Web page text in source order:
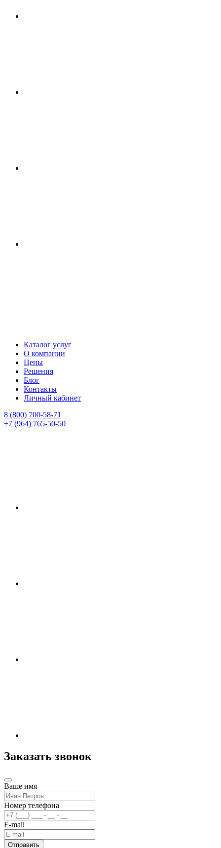
Каталог услуг
О компании
Цены
Решения
Блог
Контакты
Личный кабинет
8 (800) 700-58-71
+7 (964) 765-50-50
Заказать звонок
Ваше имя
Номер телефона
E-mail